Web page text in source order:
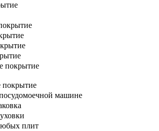
покрытие
покрытие
машине
плит